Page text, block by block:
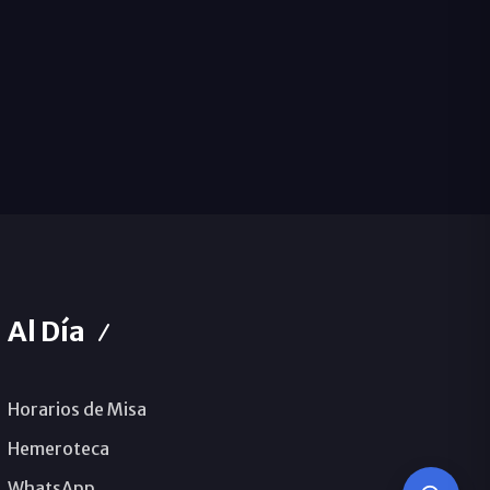
Al Día
Horarios de Misa
Hemeroteca